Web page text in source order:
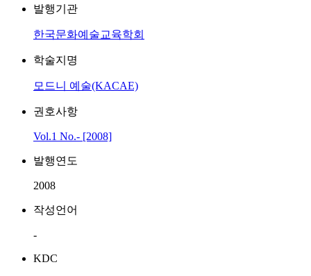
발행기관
한국문화예술교육학회
학술지명
모드니 예술(KACAE)
권호사항
Vol.1 No.- [2008]
발행연도
2008
작성언어
-
KDC